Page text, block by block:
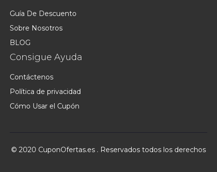
Guía De Descuento
Sobre Nosotros
BLOG
Consigue Ayuda
Contáctenos
Política de privacidad
Cómo Usar el Cupón
© 2020 CuponOfertas.es . Reservados todos los derechos